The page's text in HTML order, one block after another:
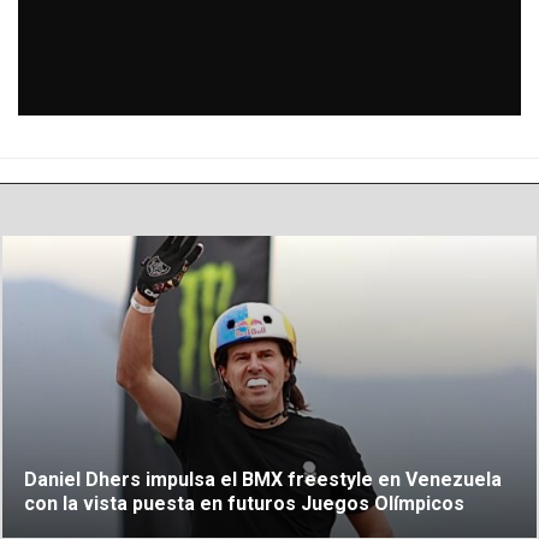
Daniel Dhers impulsa el BMX freestyle en Venezuela
con la vista puesta en futuros Juegos Olímpicos